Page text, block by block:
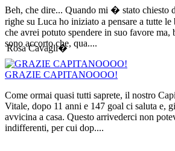
Beh, che dire... Quando mi � stato chiesto
righe su Luca ho iniziato a pensare a tutte le
che avrei potuto spendere in suo favore ma,
sono accorto che, qua....
GRAZIE CAPITANOOOO!
Come ormai quasi tutti saprete, il nostro
Vitale, dopo 11 anni e 147 goal ci saluta e,
avvicina a casa. Questo arrivederci non
indifferenti, per cui dop....
Rosa Cavagli�